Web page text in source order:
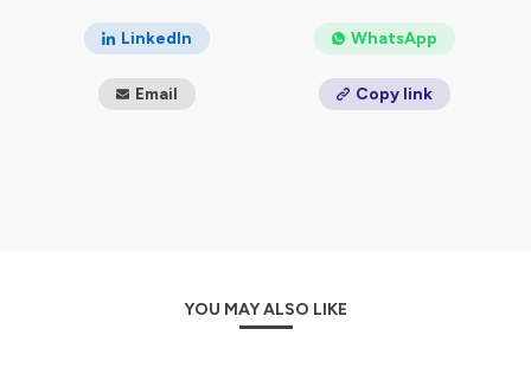
https://www.youtube.com/playlist?
list=PLzPXOOq1r2gEwCyehufdnuPrRk_uJIHM2
A.B.C.Dior vous invite à une parenthèse fascinante, hors
artistiques. De la haute couture aux parfums, ils
réinventent, avec audace, la magie Dior et l’excellence de
LinkedIn WhatsApp
Email Copy link
YOU MAY ALSO LIKE